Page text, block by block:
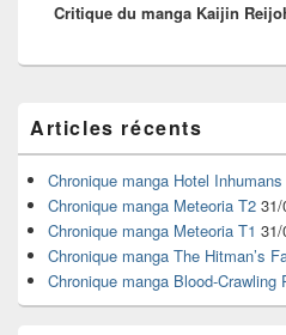
suivant :
Critique du manga Kaijin
principale
de
widget
pour
barre
latérale
Articles récents
Chronique manga Hotel
Chronique manga Meteoria T2
Chronique manga Meteoria T1
Chronique manga The Hitman’s
Chronique manga Blood-Crawling